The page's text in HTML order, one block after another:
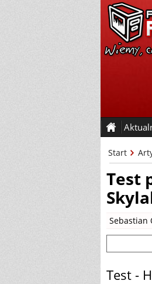
Start
Test
Sebastian
Test -